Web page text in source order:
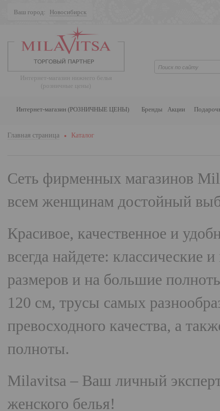
Ваш город: Новосибирск
Интернет-магазин нижнего белья
(розничные цены)
Интернет-магазин (РОЗНИЧНЫЕ ЦЕНЫ) Бренды Акции
Главная страница Каталог
Сеть фирменных магазинов
всем женщинам достойный
Красивое, качественное и
всегда найдете:
размеров и на большие
120 см, трусы самых
превосходного качества, а
полноты.
Milavitsa – Ваш личный
женского белья!